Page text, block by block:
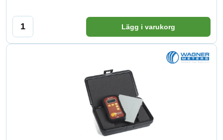
Lägg i varukorg